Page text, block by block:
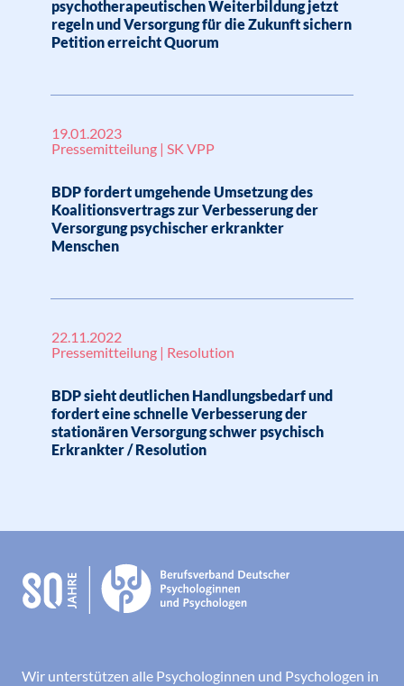
psychotherapeutischen Weiterbildung jetzt
regeln und Versorgung für die Zukunft sichern
Petition erreicht Quorum
19.01.2023
Pressemitteilung | SK VPP
BDP fordert umgehende Umsetzung des
Koalitionsvertrags zur Verbesserung der
Versorgung psychischer erkrankter
Menschen
22.11.2022
Pressemitteilung | Resolution
BDP sieht deutlichen Handlungsbedarf und
fordert eine schnelle Verbesserung der
stationären Versorgung schwer psychisch
Erkrankter / Resolution
Wir unterstützen alle Psychologinnen und Psychologen in